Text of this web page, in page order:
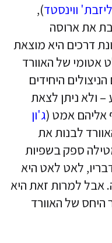
ווינסטד),
את ארוסה
דרכים היא מוצאת
של האוורד
היחידים
ולא ניתן לצאת
אליהם אמט (ג'ון
לבנות את
ספק בשפיות
לאט לאט היא
אבל למרות זאת היא
של האוורד